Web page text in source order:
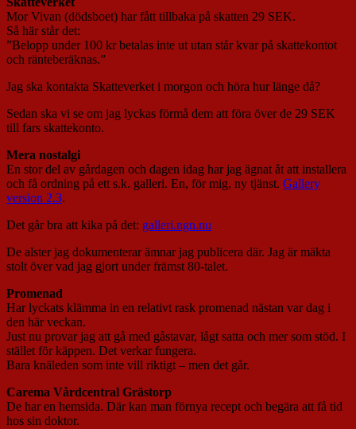
Mor Vivan (dödsboet) har fått tillbaka på skatten 29 SEK.
Så här står det:
”Belopp under 100 kr betalas inte ut utan står kvar på skattekontot
och ränteberäknas.”
Jag ska kontakta Skatteverket i morgon och höra hur länge då?
Sedan ska vi se om jag lyckas förmå dem att föra över de 29 SEK
till fars skattekonto.
Mera nostalgi
En stor del av gårdagen och dagen idag har jag ägnat åt att installera
och få ordning på ett s.k. galleri. En, för mig, ny tjänst. Gallery
version 2.3.
Det går bra att kika på det: galleri.ngn.nu
De alster jag dokumenterar ämnar jag publicera där. Jag är mäkta
stolt över vad jag gjort under främst 80-talet.
Promenad
Har lyckats klämma in en relativt rask promenad nästan var dag i
den här veckan.
Just nu provar jag att gå med gåstavar, lågt satta och mer som stöd. I
stället för käppen. Det verkar fungera.
Bara knäleden som inte vill riktigt – men det går.
Carema Vårdcentral Grästorp
De har en hemsida. Där kan man förnya recept och begära att få tid
hos sin doktor.